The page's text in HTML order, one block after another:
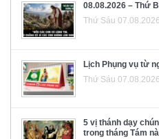
08.08.2026 – Thứ
Thứ Sáu 07.08.2026
Lịch Phụng vụ từ
Thứ Sáu 07.08.2026
5 vị thánh dạy
trong tháng Tám